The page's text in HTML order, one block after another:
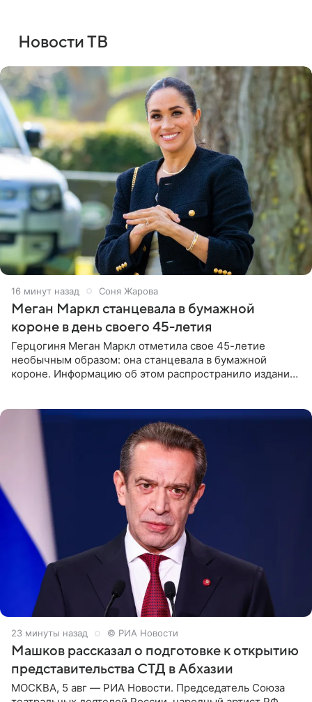
Новости ТВ
16 минут назад Соня Жарова
Меган Маркл станцевала в бумажной
короне в день своего 45-летия
Герцогиня Меган Маркл отметила свое 45-летие
необычным образом: она станцевала в бумажной
короне. Информацию об этом распространило издание
23 минуты назад © РИА Новости
Машков рассказал о подготовке к открытию
представительства СТД в Абхазии
МОСКВА, 5 авг — РИА Новости. Председатель Союза